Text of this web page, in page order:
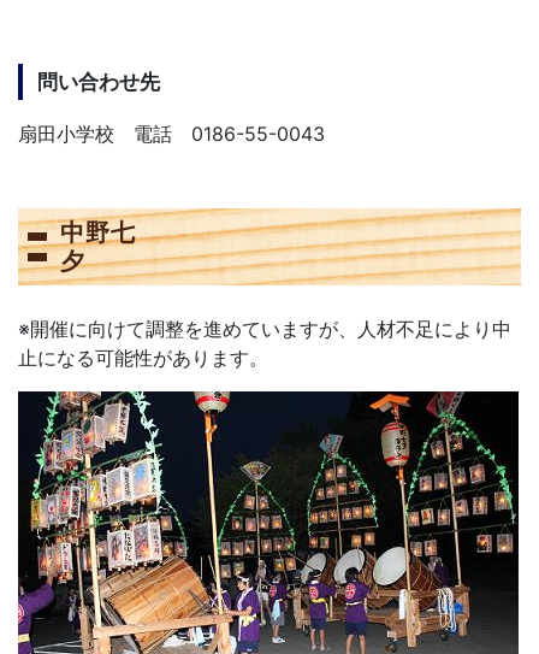
問い合わせ先
扇田小学校 電話 0186-55-0043
中野七
※開催に向けて調整を進めていますが、人材不足により中
止になる可能性があります。